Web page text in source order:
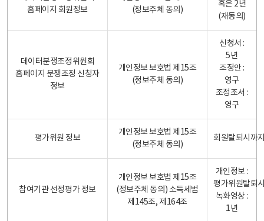
홈페이지 회원정보
(정보주체 동의)
혹은 2년
(재동의)
데이터분쟁조정위원회
홈페이지 분쟁조정 신청자
정보
개인정보 보호법 제15조
(정보주체 동의)
신청서 :
5년
조정안 :
영구
조정조서 :
영구
평가위원 정보
개인정보 보호법 제15조
(정보주체 동의)
회원탈퇴시까
참여기관 선정평가 정보
개인정보 보호법 제15조
(정보주체 동의) 소득세법
제145조, 제164조
개인정보 :
평가위원탈퇴
녹화영상 :
1년